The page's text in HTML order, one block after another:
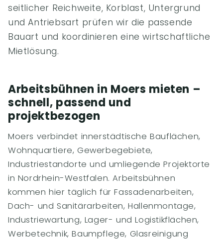
seitlicher Reichweite, Korblast, Untergrund
und Antriebsart prüfen wir die passende
Bauart und koordinieren eine wirtschaftliche
Mietlösung.
Arbeitsbühnen in Moers mieten –
schnell, passend und
projektbezogen
Moers verbindet innerstädtische Bauflächen,
Wohnquartiere, Gewerbegebiete,
Industriestandorte und umliegende Projektorte
in Nordrhein-Westfalen. Arbeitsbühnen
kommen hier täglich für Fassadenarbeiten,
Dach- und Sanitärarbeiten, Hallenmontage,
Industriewartung, Lager- und Logistikflächen,
Werbetechnik, Baumpflege, Glasreinigung